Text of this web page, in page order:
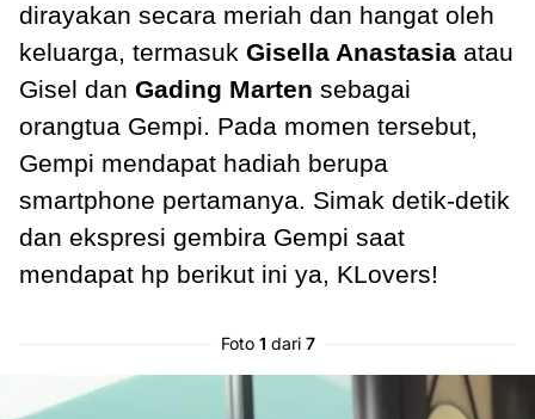
dirayakan secara meriah dan hangat oleh
keluarga, termasuk Gisella Anastasia atau
Gisel dan Gading Marten sebagai
orangtua Gempi. Pada momen tersebut,
Gempi mendapat hadiah berupa
smartphone pertamanya. Simak detik-detik
dan ekspresi gembira Gempi saat
mendapat hp berikut ini ya, KLovers!
Foto 1 dari 7